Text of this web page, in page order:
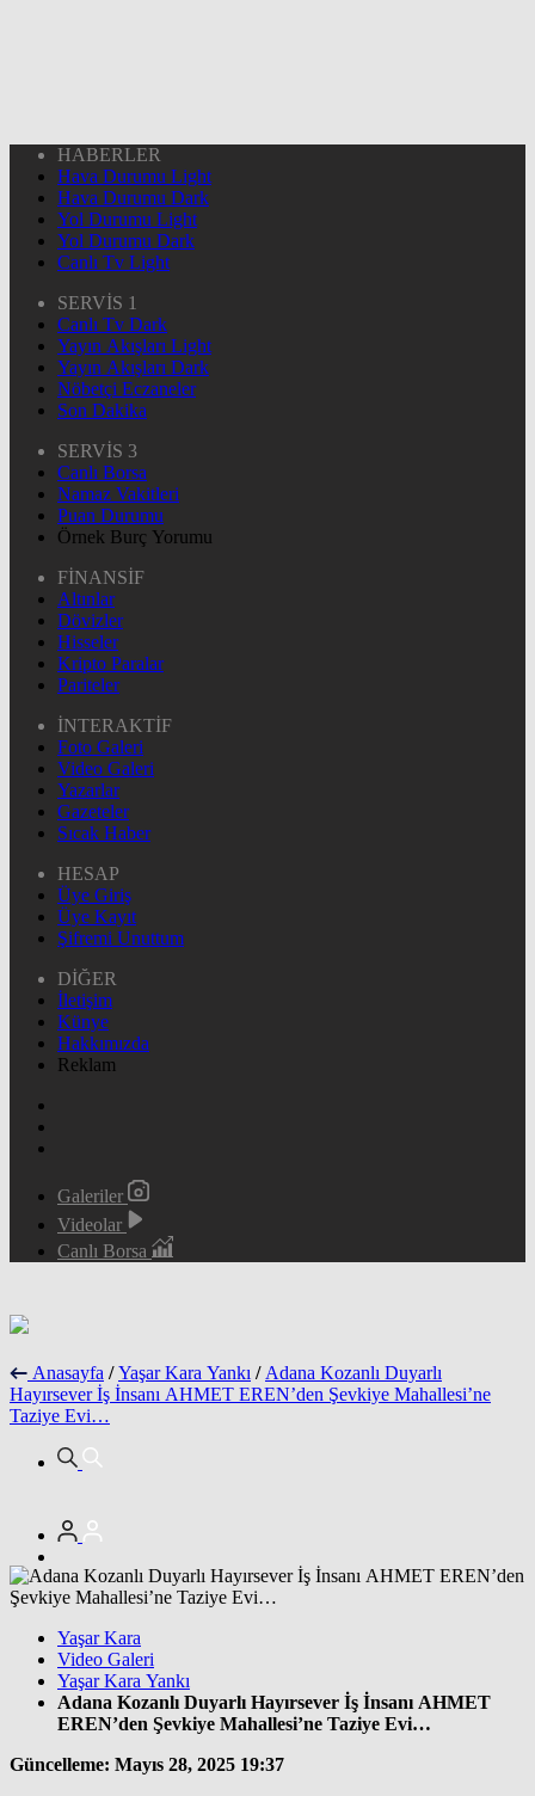
HABERLER
Hava Durumu Light
Hava Durumu Dark
Yol Durumu Light
Yol Durumu Dark
Canlı Tv Light
SERVİS 1
Canlı Tv Dark
Yayın Akışları Light
Yayın Akışları Dark
Nöbetçi Eczaneler
Son Dakika
SERVİS 3
Canlı Borsa
Namaz Vakitleri
Puan Durumu
Örnek Burç Yorumu
FİNANSİF
Altınlar
Dövizler
Hisseler
Kripto Paralar
Pariteler
İNTERAKTİF
Foto Galeri
Video Galeri
Yazarlar
Gazeteler
Sıcak Haber
HESAP
Üye Giriş
Üye Kayıt
Şifremi Unuttum
DİĞER
İletişim
Künye
Hakkımızda
Reklam
Galeriler
Videolar
Canlı Borsa
Anasayfa / Yaşar Kara Yankı / Adana Kozanlı Duyarlı
Hayırsever İş İnsanı AHMET EREN’den Şevkiye Mahallesi’ne
Taziye Evi…
Yaşar Kara
Video Galeri
Yaşar Kara Yankı
Adana Kozanlı Duyarlı Hayırsever İş İnsanı AHMET
EREN’den Şevkiye Mahallesi’ne Taziye Evi…
Güncelleme: Mayıs 28, 2025 19:37